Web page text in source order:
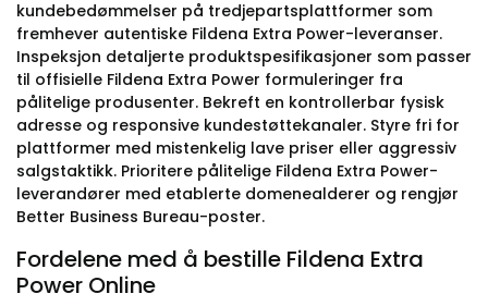
kundebedømmelser på tredjepartsplattformer som
fremhever autentiske Fildena Extra Power-leveranser.
Inspeksjon detaljerte produktspesifikasjoner som passer
til offisielle Fildena Extra Power formuleringer fra
pålitelige produsenter. Bekreft en kontrollerbar fysisk
adresse og responsive kundestøttekanaler. Styre fri for
plattformer med mistenkelig lave priser eller aggressiv
salgstaktikk. Prioritere pålitelige Fildena Extra Power-
leverandører med etablerte domenealderer og rengjør
Better Business Bureau-poster.
Fordelene med å bestille Fildena Extra
Power Online